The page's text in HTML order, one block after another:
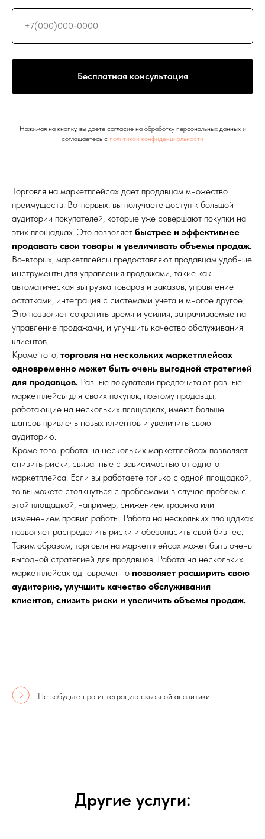
Бесплатная консультация
Нажимая на кнопку, вы даете согласие на обработку персональных данных и
соглашаетесь c политикой конфиденциальности
Торговля на маркетплейсах дает продавцам множество
преимуществ. Во-первых, вы получаете доступ к большой
аудитории покупателей, которые уже совершают покупки на
этих площадках. Это позволяет быстрее и эффективнее
продавать свои товары и увеличивать объемы продаж.
Во-вторых, маркетплейсы предоставляют продавцам удобные
инструменты для управления продажами, такие как
автоматическая выгрузка товаров и заказов, управление
остатками, интеграция с системами учета и многое другое.
Это позволяет сократить время и усилия, затрачиваемые на
управление продажами, и улучшить качество обслуживания
клиентов.
Кроме того, торговля на нескольких маркетплейсах
одновременно может быть очень выгодной стратегией
для продавцов. Разные покупатели предпочитают разные
маркетплейсы для своих покупок, поэтому продавцы,
работающие на нескольких площадках, имеют больше
шансов привлечь новых клиентов и увеличить свою
аудиторию.
Кроме того, работа на нескольких маркетплейсах позволяет
снизить риски, связанные с зависимостью от одного
маркетплейса. Если вы работаете только с одной площадкой,
то вы можете столкнуться с проблемами в случае проблем с
этой площадкой, например, снижением трафика или
изменением правил работы. Работа на нескольких площадках
позволяет распределить риски и обезопасить свой бизнес.
Таким образом, торговля на маркетплейсах может быть очень
выгодной стратегией для продавцов. Работа на нескольких
маркетплейсах одновременно позволяет расширить свою
аудиторию, улучшить качество обслуживания
клиентов, снизить риски и увеличить объемы продаж.
Не забудьте про интеграцию сквозной аналитики
Другие услуги: